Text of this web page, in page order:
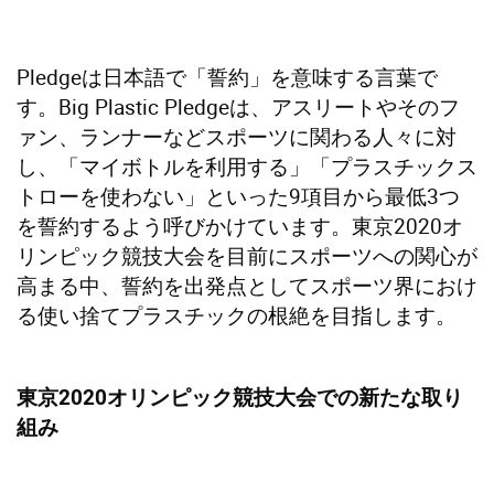
Pledgeは日本語で「誓約」を意味する言葉で
す。Big Plastic Pledgeは、アスリートやそのフ
ァン、ランナーなどスポーツに関わる人々に対
し、「マイボトルを利用する」「プラスチックス
トローを使わない」といった9項目から最低3つ
を誓約するよう呼びかけています。東京2020オ
リンピック競技大会を目前にスポーツへの関心が
高まる中、誓約を出発点としてスポーツ界におけ
る使い捨てプラスチックの根絶を目指します。
東京2020オリンピック競技大会での新たな取り
組み